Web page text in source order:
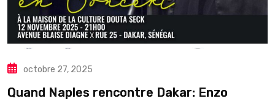
octobre 27, 2025
Quand Naples rencontre Dakar: Enzo